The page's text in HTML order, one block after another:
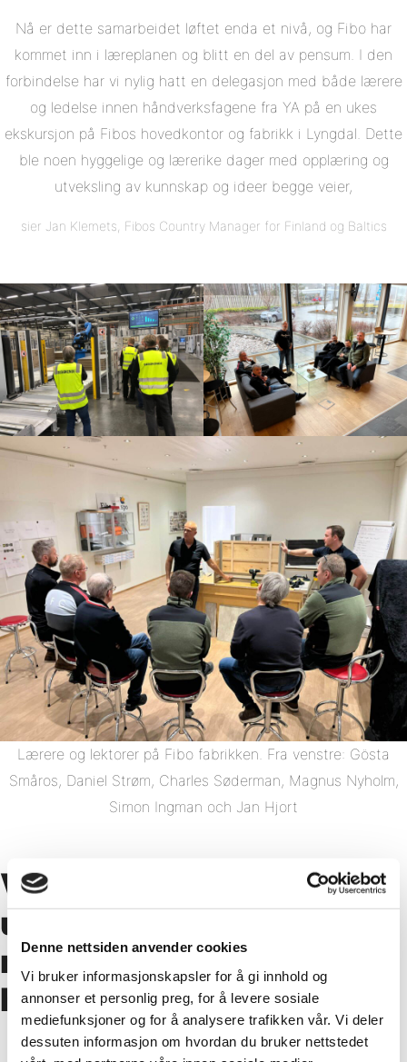
Denne nettsiden anvender cookies
Vi bruker informasjonskapsler for å gi innhold og
annonser et personlig preg, for å levere sosiale
mediefunksjoner og for å analysere trafikken vår. Vi deler
dessuten informasjon om hvordan du bruker nettstedet
Nå er dette samarbeidet løftet enda et nivå, og Fibo har
kommet inn i læreplanen og blitt en del av pensum. I den
forbindelse har vi nylig hatt en delegasjon med både lærere
og ledelse innen håndverksfagene fra YA på en ukes
ekskursjon på Fibos hovedkontor og fabrikk i Lyngdal. Dette
ble noen hyggelige og lærerike dager med opplæring og
utveksling av kunnskap og ideer begge veier,
sier Jan Klemets, Fibos Country Manager for Finland og Baltics
Lærere og lektorer på Fibo fabrikken. Fra venstre: Gösta
Småros, Daniel Strøm, Charles Søderman, Magnus Nyholm,
Simon Ingman och Jan Hjort
Viktig med relevant
utdanning av
morgendagens
håndverkere